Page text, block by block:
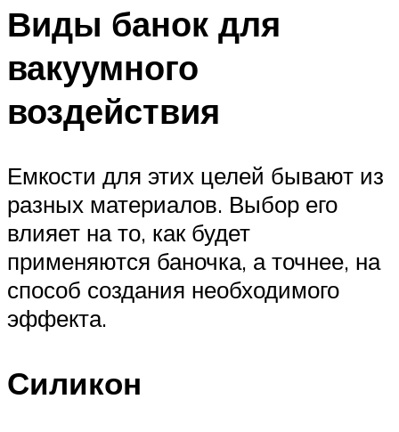
Виды банок для
вакуумного
воздействия
Емкости для этих целей бывают из
разных материалов. Выбор его
влияет на то, как будет
применяются баночка, а точнее, на
способ создания необходимого
эффекта.
Силикон